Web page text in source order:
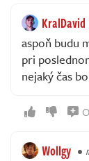
KralDavid
aspoň budu
pri
nejaký čas
Wollgy